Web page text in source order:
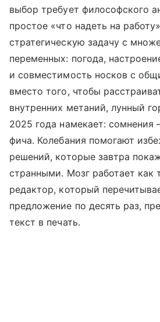
выбор требует философского
простое «что надеть на
стратегическую задачу с
переменных: погода,
и совместимость носков с
вместо того, чтобы
внутренних метаний, лунный
2025 года намекает: сомнения
фича. Колебания помогают
решений, которые завтра
странными. Мозг работает как
редактор, который
предложение по десять раз,
текст в печать.